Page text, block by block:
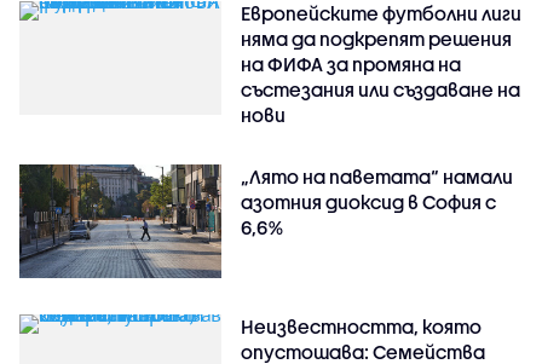
Европейските футболни лиги
няма да подкрепят решения
на ФИФА за промяна на
състезания или създаване на
нови
„Лято на паветата“ намали
азотния диоксид в София с
6,6%
Неизвестността, която
опустошава: Семейства